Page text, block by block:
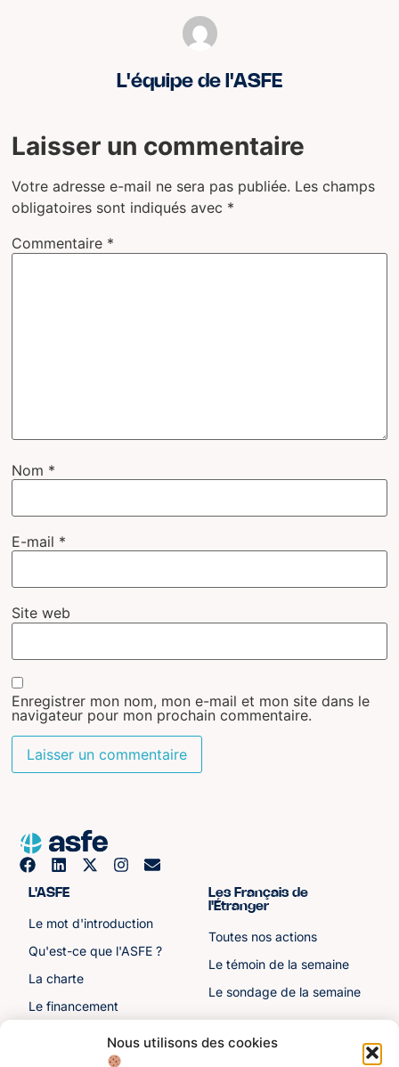
Nous utilisons des cookies
L'équipe de l'ASFE
Laisser un commentaire
Votre adresse e-mail ne sera pas publiée. Les champs
obligatoires sont indiqués avec *
Commentaire *
Nom *
E-mail *
Site web
Enregistrer mon nom, mon e-mail et mon site dans le
navigateur pour mon prochain commentaire.
L'ASFE
Le mot d'introduction
Qu'est-ce que l'ASFE ?
La charte
Le financement
Les sénateurs
Les Français de
l'Étranger
Toutes nos actions
Le témoin de la semaine
Le sondage de la semaine